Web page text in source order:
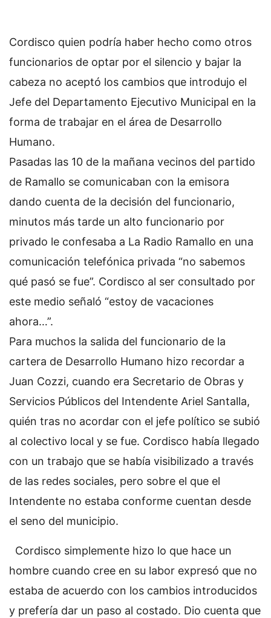
Cordisco quien podría haber hecho como otros
funcionarios de optar por el silencio y bajar la
cabeza no aceptó los cambios que introdujo el
Jefe del Departamento Ejecutivo Municipal en la
forma de trabajar en el área de Desarrollo
Humano.
Pasadas las 10 de la mañana vecinos del partido
de Ramallo se comunicaban con la emisora
dando cuenta de la decisión del funcionario,
minutos más tarde un alto funcionario por
privado le confesaba a La Radio Ramallo en una
comunicación telefónica privada “no sabemos
qué pasó se fue”. Cordisco al ser consultado por
este medio señaló “estoy de vacaciones
ahora…”.
Para muchos la salida del funcionario de la
cartera de Desarrollo Humano hizo recordar a
Juan Cozzi, cuando era Secretario de Obras y
Servicios Públicos del Intendente Ariel Santalla,
quién tras no acordar con el jefe político se subió
al colectivo local y se fue. Cordisco había llegado
con un trabajo que se había visibilizado a través
de las redes sociales, pero sobre el que el
Intendente no estaba conforme cuentan desde
el seno del municipio.
Cordisco simplemente hizo lo que hace un
hombre cuando cree en su labor expresó que no
estaba de acuerdo con los cambios introducidos
y prefería dar un paso al costado. Dio cuenta que